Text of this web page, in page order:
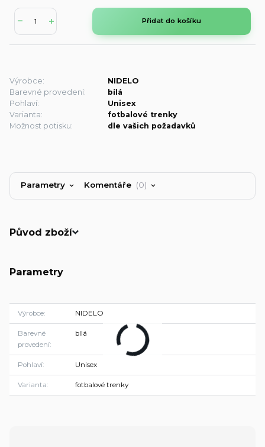
Přidat do košíku
Výrobce:
NIDELO
Barevné provedení:
bílá
Pohlaví:
Unisex
Varianta:
fotbalové trenky
Možnost potisku:
dle vašich požadavků
Parametry Komentáře 0
Původ zboží
Parametry
Výrobce NIDELO
Barevné
provedení
bílá
Pohlaví Unisex
Varianta fotbalové trenky